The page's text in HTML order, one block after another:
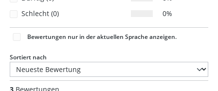
Schlecht (0)
0%
Bewertungen nur in der aktuellen Sprache anzeigen.
Sortiert nach
3 Bewertungen